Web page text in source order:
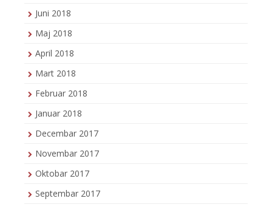
Juni 2018
Maj 2018
April 2018
Mart 2018
Februar 2018
Januar 2018
Decembar 2017
Novembar 2017
Oktobar 2017
Septembar 2017